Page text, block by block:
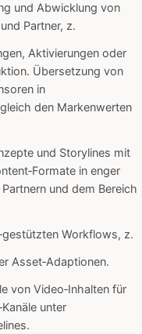
und Abwicklung von
Partner, z.
Aktivierungen oder
Übersetzung von
in
den Markenwerten
und Storylines mit
in enger
und dem Bereich
Workflows, z.
Asset‑Adaptionen.
von Video‑Inhalten für
unter